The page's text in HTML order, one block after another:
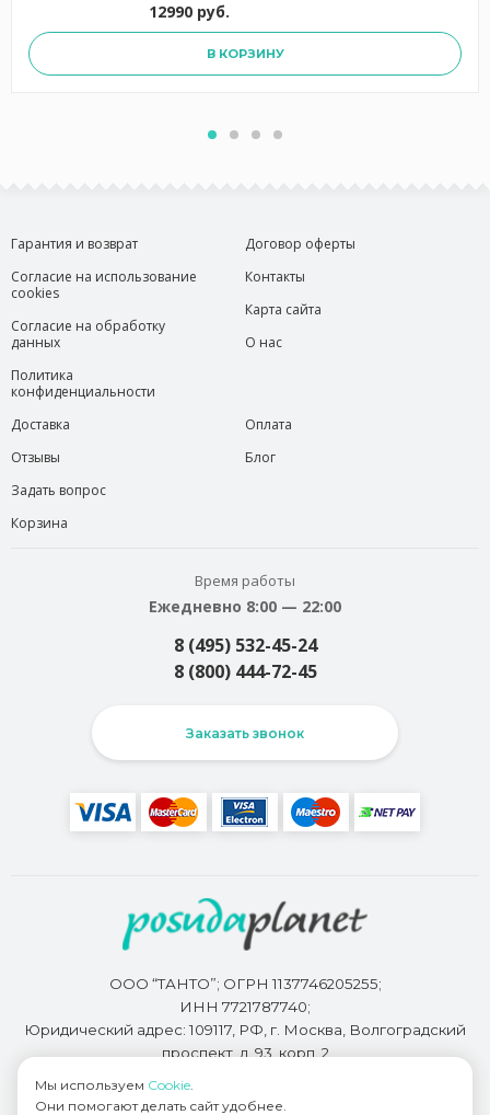
12990 руб.
В КОРЗИНУ
Гарантия и возврат
Согласие на использование
cookies
Согласие на обработку
данных
Политика
конфиденциальности
Договор оферты
Контакты
Карта сайта
О нас
Доставка
Отзывы
Задать вопрос
Корзина
Оплата
Блог
Время работы
Ежедневно 8:00 — 22:00
8 (495) 532-45-24
8 (800) 444-72-45
Заказать звонок
ООО “ТАНТО”; ОГРН 1137746205255;
ИНН 7721787740;
Юридический адрес: 109117, РФ, г. Москва, Волгоградский
проспект, д. 93, корп. 2
Разработкой сайта занимается
Мы используем Cookie.
Они помогают делать сайт удобнее.